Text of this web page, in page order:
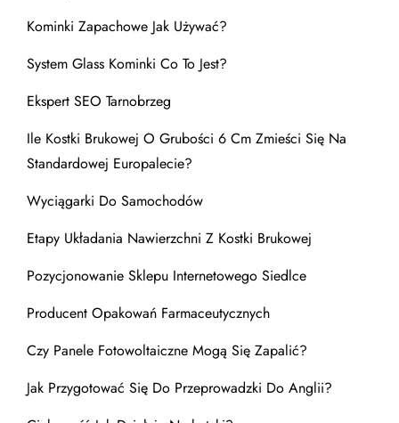
Kominki Zapachowe Jak Używać?
System Glass Kominki Co To Jest?
Ekspert SEO Tarnobrzeg
Ile Kostki Brukowej O Grubości 6 Cm Zmieści Się Na
Standardowej Europalecie?
Wyciągarki Do Samochodów
Etapy Układania Nawierzchni Z Kostki Brukowej
Pozycjonowanie Sklepu Internetowego Siedlce
Producent Opakowań Farmaceutycznych
Czy Panele Fotowoltaiczne Mogą Się Zapalić?
Jak Przygotować Się Do Przeprowadzki Do Anglii?